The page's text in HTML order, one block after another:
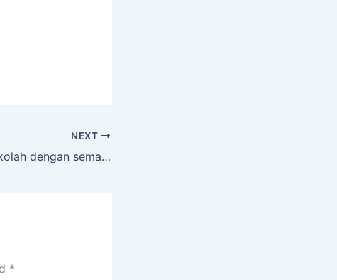
NEXT
Kembali Ke sekolah dengan semangat baru 2026 SMA PGRI Purwoharjo
*